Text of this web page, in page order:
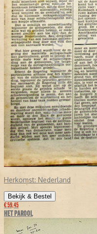
Herkomst: Nederland
Bekijk & Bestel
€ 59,45
HET PAROOL